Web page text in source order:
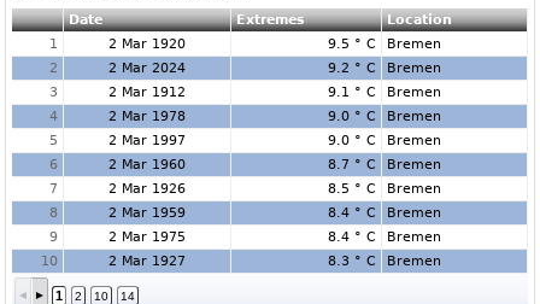
Date Extremes
Location
1
2 Mar 1920 9.5 ° C
Bremen
2
2 Mar 2024 9.2 ° C
Bremen
3
2 Mar 1912 9.1 ° C
Bremen
4
2 Mar 1978 9.0 ° C
Bremen
5
2 Mar 1997 9.0 ° C
Bremen
6
2 Mar 1960 8.7 ° C
Bremen
7
2 Mar 1926 8.5 ° C
Bremen
8
2 Mar 1959 8.4 ° C
Bremen
9
2 Mar 1975 8.4 ° C
Bremen
10
2 Mar 1927 8.3 ° C Bremen
1 2 10 14